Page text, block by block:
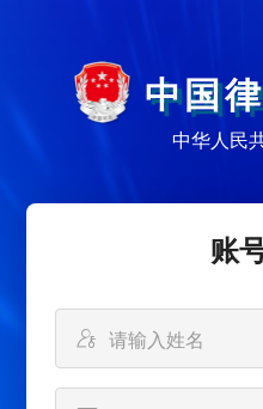
中国
中华人民
本系统严禁
账